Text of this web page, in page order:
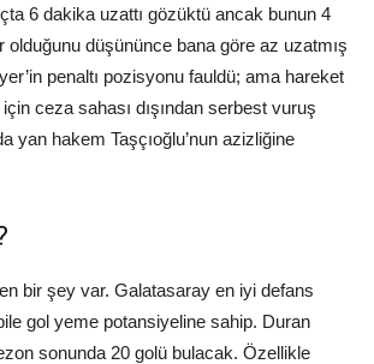
6 dakika uzattı gözüktü ancak bunun 4
olduğunu düşününce bana göre az uzatmış
penaltı pozisyonu fauldü; ama hareket
için ceza sahası dışından serbest vuruş
yan hakem Taşçıoğlu’nun azizliğine
bir şey var. Galatasaray en iyi defans
gol yeme potansiyeline sahip. Duran
sonunda 20 golü bulacak. Özellikle